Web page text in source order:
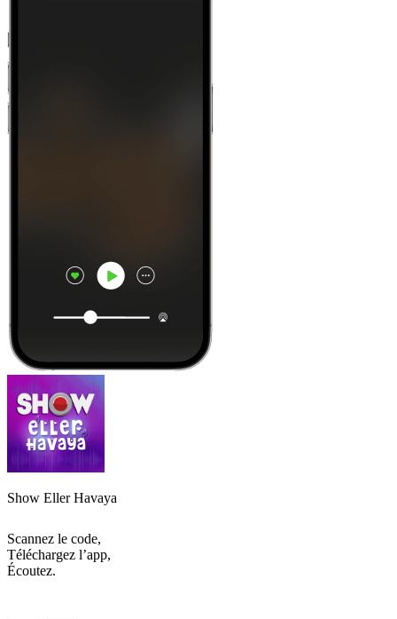
Show Eller Havaya
Scannez le code,
Téléchargez l’app,
Écoutez.